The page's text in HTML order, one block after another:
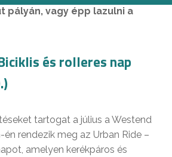
pályán, vagy épp lazulni a
és rolleres nap
tartogat a július a Westend
én rendezik meg az Urban Ride –
amelyen kerékpáros és